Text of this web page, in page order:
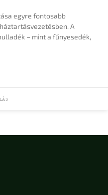
egyre fontosabb
A
– mint a fűnyesedék,